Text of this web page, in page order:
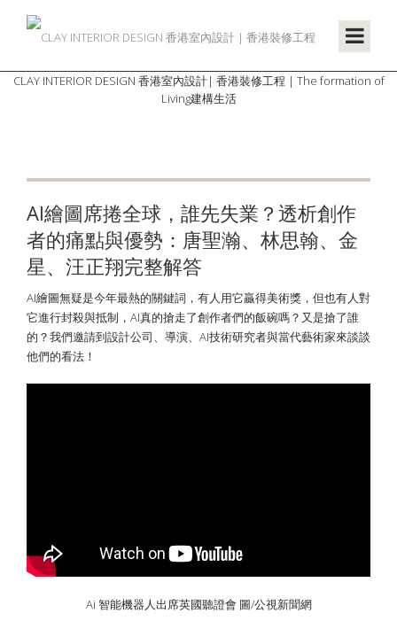
CLAY INTERIOR DESIGN 香港室內設計| 香港裝修工程 | The formation of
Living建構生活
AI繪圖席捲全球，誰先失業？透析創作
者的痛點與優勢：唐聖瀚、林思翰、金
星、汪正翔完整解答
AI繪圖無疑是今年最熱的關鍵詞，有人用它贏得美術獎，但也有人對
它進行封殺與抵制，AI真的搶走了創作者們的飯碗嗎？又是搶了誰
的？我們邀請到設計公司、導演、AI技術研究者與當代藝術家來談談
他們的看法！
Ai 智能機器人出席英國聽證會 圖/公視新聞網